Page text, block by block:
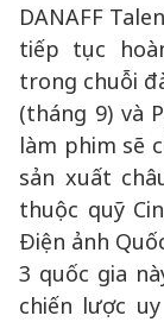
DANAFF
tiếp tục
trong chuỗi
(tháng 9) và
làm phim sẽ
sản xuất
thuộc quỹ
Điện ảnh
3 quốc gia
chiến lược